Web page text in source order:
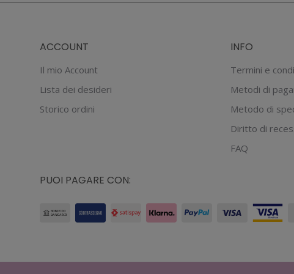
ACCOUNT
Il mio Account
Lista dei desideri
Storico ordini
INFO
Termini e
Metodi di
Metodo di
Diritto di
FAQ
PUOI PAGARE CON: